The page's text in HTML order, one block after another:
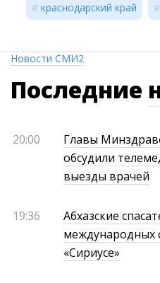
краснодарский край
Новости СМИ2
Последние
20:00
Главы
обсудили
выезды врачей
19:36
Абхазские
международных
«Сириусе»